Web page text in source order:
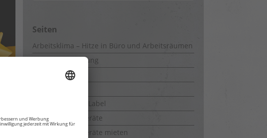
Seiten
Arbeitsklima – Hitze in Büro und Arbeitsräumen
Bauwerkstrocknung
CM-Messung
Energieeffizienz-Label
Entfeuchtungsgeräte
Entfeuchtungsgeräte mieten